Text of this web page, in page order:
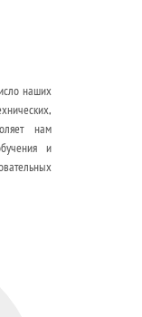
наших
нам
и